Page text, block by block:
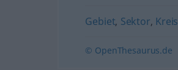
Gebiet, Sektor, Kreis
© OpenThesaurus.de